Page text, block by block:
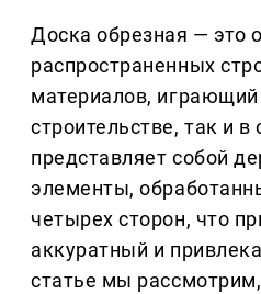
Доска обрезная — это
распространенных
материалов,
строительстве, так и в
представляет собой
элементы,
четырех сторон, что
аккуратный и
статье мы